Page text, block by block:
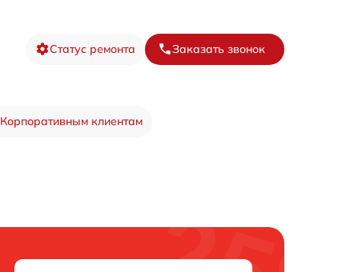
Статус ремонта Заказать звонок
Корпоративным клиентам